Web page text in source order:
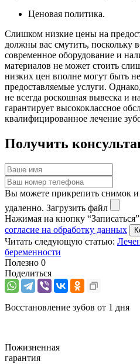
Ценовая политика.
Слишком низкие цены на
должны вас смутить, поскольку
современное оборудование и
материалов не может стоить
низких цен вполне могут быть
предоставляемые услуги.
не всегда роскошная вывеска и
гарантирует высококлассное
квалифицированное лечение
Получить
Вы можете прикрепить снимок и
удаленно. Загрузить файл
Нажимая на кнопку
согласие на обработку данных
Читать следующую статью:
беременности
Полезно 0
Поделиться
Восстановление зубов от 1 дня
Пожизненная
гарантия